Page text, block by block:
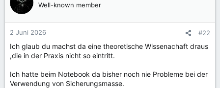
Well-known member
2 Juni 2026 #22
Ich glaub du machst da eine theoretische Wissenachaft draus
,die in der Praxis nicht so eintritt.
Ich hatte beim Notebook da bisher noch nie Probleme bei der
Verwendung von Sicherungsmasse.